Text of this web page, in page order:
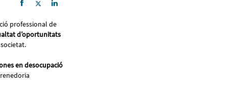
professional de
d’oportunitats
en desocupació